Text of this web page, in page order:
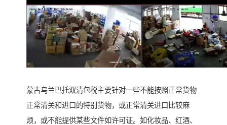
蒙古乌兰巴托双清包税主要针对一些不能按照正常货物
正常清关和进口的特别货物，或正常清关进口比较麻
烦，或不能提供某些文件如许可证。如化妆品、红酒、